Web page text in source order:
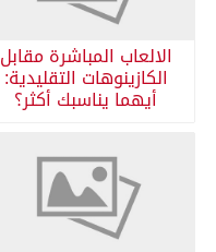
الالعاب المباشرة مقابل
الكازينوهات التقليدية:
أيهما يناسبك أكثر؟